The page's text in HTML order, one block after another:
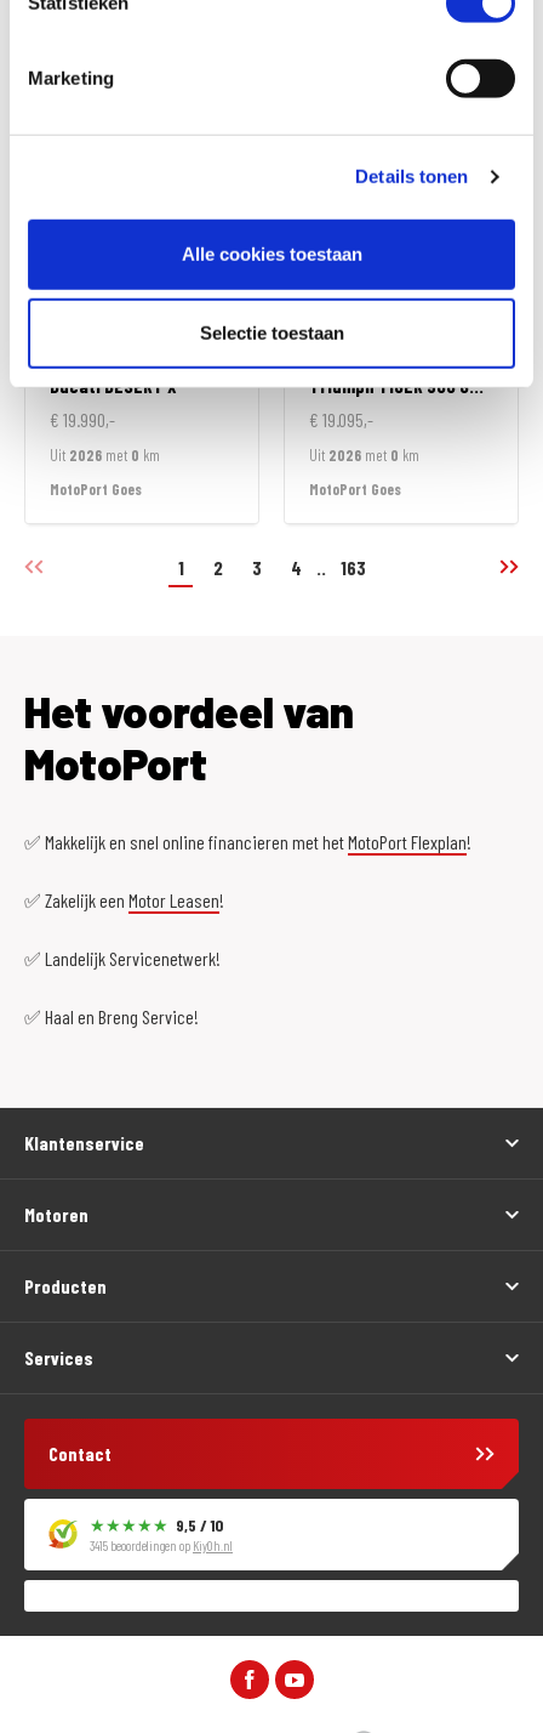
Marketing
Details tonen
Alle cookies toestaan
Selectie toestaan
MotoPort Wormerveer
MotoPort Wormerveer
DucatiDESERT X
€ 19.990,-
Uit 2026 met 0 km
MotoPort Goes
TriumphTIGER 900 GT ALPINE EDITION
€ 19.095,-
Uit 2026 met 0 km
MotoPort Goes
1 2 3 4 .. 163
Het voordeel van
MotoPort
✅ Makkelijk en snel online financieren met hetMotoPort Flexplan!
✅ Zakelijk een Motor Leasen!
✅ Landelijk Servicenetwerk!
✅ Haal en Breng Service!
Klantenservice
Motoren
Producten
Services
Contact
9,5 / 10
3415 beoordelingen op KiyOh.nl